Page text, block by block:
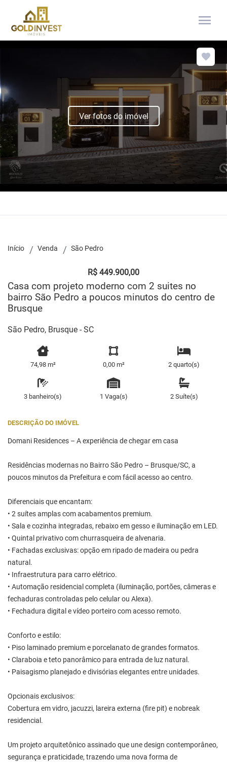
menu
Ver fotos do imóvel
Início Venda São Pedro
R$ 449.900,00
Casa com projeto moderno com 2 suites no
bairro São Pedro a poucos minutos do centro de
Brusque
São Pedro, Brusque - SC
74,98 m² 0,00 m² 2 quarto(s)
3 banheiro(s) 1 Vaga(s) 2 Suíte(s)
DESCRIÇÃO DO IMÓVEL
Domani Residences – A experiência de chegar em casa
Residências modernas no Bairro São Pedro – Brusque/SC, a
poucos minutos da Prefeitura e com fácil acesso ao centro.
Diferenciais que encantam:
• 2 suítes amplas com acabamentos premium.
• Sala e cozinha integradas, rebaixo em gesso e iluminação em LED.
• Quintal privativo com churrasqueira de alvenaria.
• Fachadas exclusivas: opção em ripado de madeira ou pedra
natural.
• Infraestrutura para carro elétrico.
• Automação residencial completa (iluminação, portões, câmeras e
fechaduras controladas pelo celular ou Alexa).
• Fechadura digital e vídeo porteiro com acesso remoto.
Conforto e estilo:
• Piso laminado premium e porcelanato de grandes formatos.
• Claraboia e teto panorâmico para entrada de luz natural.
• Paisagismo planejado e divisórias elegantes entre unidades.
Opcionais exclusivos:
Cobertura em vidro, jacuzzi, lareira externa (fire pit) e nobreak
residencial.
Um projeto arquitetônico assinado que une design contemporâneo,
segurança e praticidade, trazendo uma nova forma de